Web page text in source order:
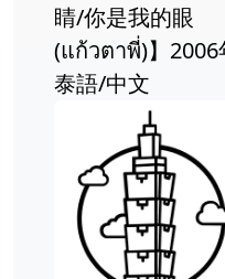
睛/你是我的眼
(แก้วตาพี่)】2006
泰語/中文